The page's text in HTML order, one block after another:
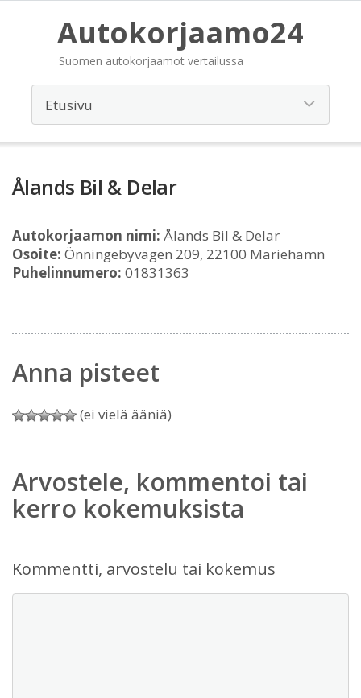
Autokorjaamo24
Suomen autokorjaamot vertailussa
Ålands Bil & Delar
Autokorjaamon nimi: Ålands Bil & Delar
Osoite: Önningebyvägen 209, 22100 Mariehamn
Puhelinnumero: 01831363
Anna pisteet
(ei vielä ääniä)
Arvostele, kommentoi tai
kerro kokemuksista
Kommentti, arvostelu tai kokemus